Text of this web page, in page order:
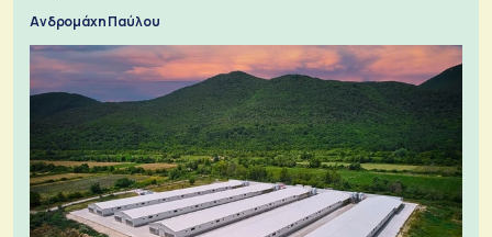
Ανδρομάχη Παύλου